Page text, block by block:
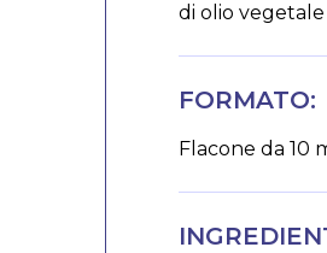
di olio
FORMATO:
Flacone da 10